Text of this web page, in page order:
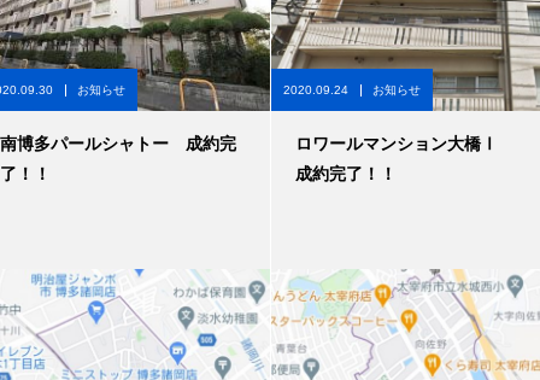
お知らせ
南博多パールシャトー 成約完
了！！
2020.09.24 お知らせ
ロワールマンション大橋Ⅰ
成約完了！！